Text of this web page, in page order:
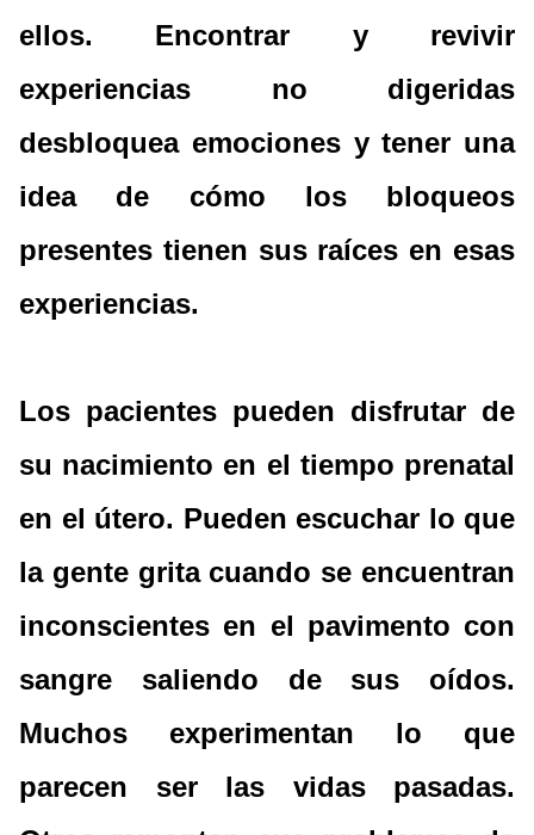
ellos. Encontrar y revivir
experiencias no digeridas
desbloquea emociones y tener una
idea de cómo los bloqueos
presentes tienen sus raíces en esas
experiencias.
Los pacientes pueden disfrutar de
su nacimiento en el tiempo prenatal
en el útero. Pueden escuchar lo que
la gente grita cuando se encuentran
inconscientes en el pavimento con
sangre saliendo de sus oídos.
Muchos experimentan lo que
parecen ser las vidas pasadas.